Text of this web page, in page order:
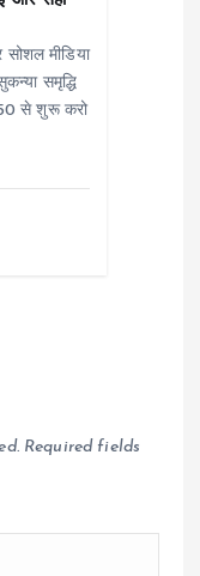
मीडिया
समृद्धि
से शुरू करो
Required fields